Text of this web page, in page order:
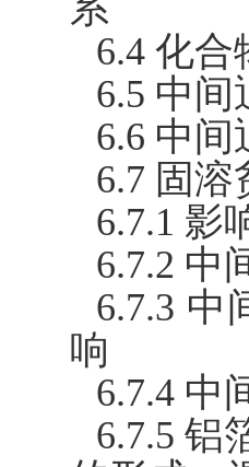
系
6.4 化
6.5 中
6.6 中
6.7 固
6.7.1 影
6.7.2 中
6.7.3
响
6.7.4 中
6.7.5 铝